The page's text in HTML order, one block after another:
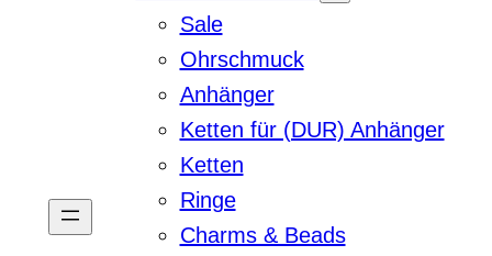
Sale
Ohrschmuck
Anhänger
Ketten für (DUR) Anhänger
Ketten
Ringe
Charms & Beads